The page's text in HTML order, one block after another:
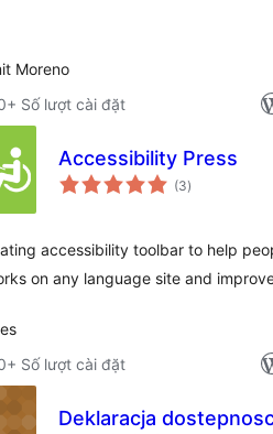
Moreno
Số lượt cài đặt
Accessibility Press
(3tổng
đánh
)
accessibility toolbar to help
on any language site and
Số lượt cài đặt
Deklaracja